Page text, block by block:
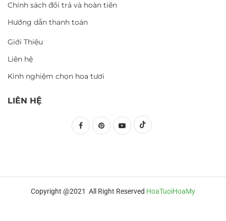
Chính sách đổi trả và hoàn tiền
Hướng dẫn thanh toán
Giới Thiệu
Liên hệ
Kinh nghiệm chọn hoa tươi
LIÊN HỆ
Copyright @2021 All Right Reserved HoaTuoiHoaMy